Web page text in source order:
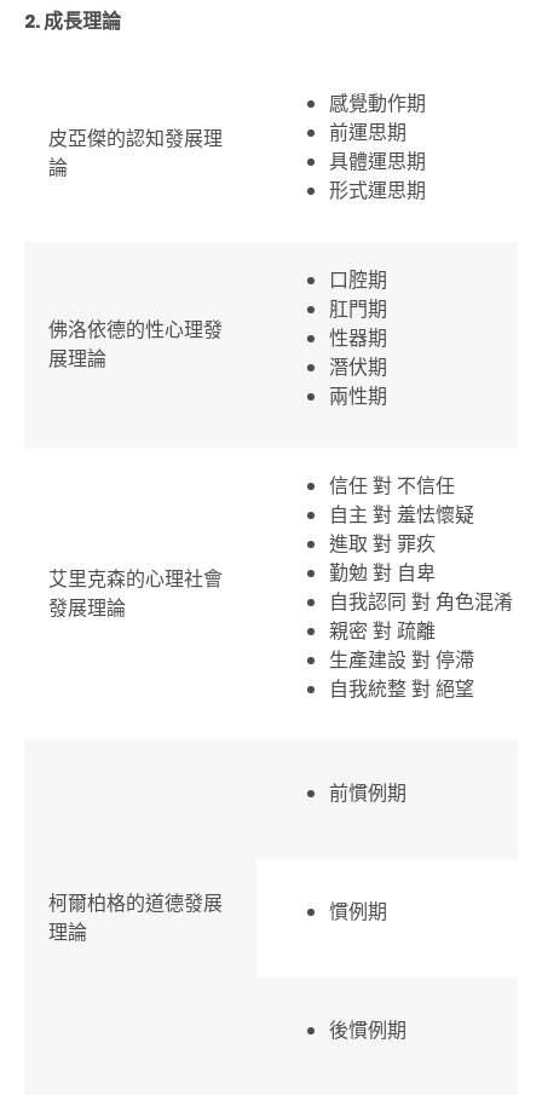
2. 成長理論
皮亞傑的認知發展理
論
感覺動作期
前運思期
具體運思期
形式運思期
佛洛依德的性心理發
展理論
口腔期
肛門期
性器期
潛伏期
兩性期
艾里克森的心理社會
發展理論
信任 對 不信任
自主 對 羞怯懷疑
進取 對 罪疚
勤勉 對 自卑
自我認同 對 角色混淆
親密 對 疏離
生產建設 對 停滯
自我統整 對 絕望
柯爾柏格的道德發展
理論
前慣例期
慣例期
後慣例期